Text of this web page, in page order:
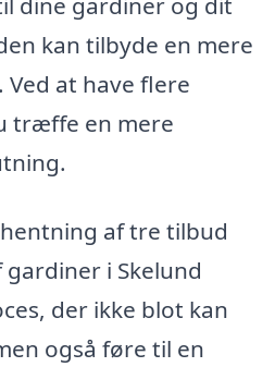
kan tilbyde en mere
at have flere
træffe en mere
af tre tilbud
i Skelund
der ikke blot kan
også føre til en